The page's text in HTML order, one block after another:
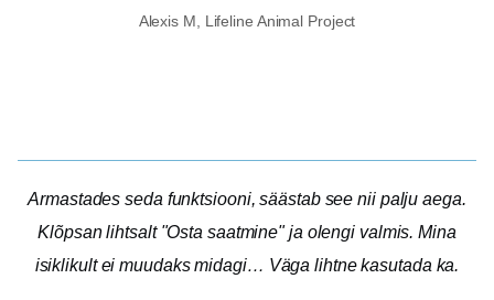
Alexis M, Lifeline Animal Project
Armastades seda funktsiooni, säästab see nii palju aega.
Klõpsan lihtsalt "Osta saatmine" ja olengi valmis. Mina
isiklikult ei muudaks midagi… Väga lihtne kasutada ka.